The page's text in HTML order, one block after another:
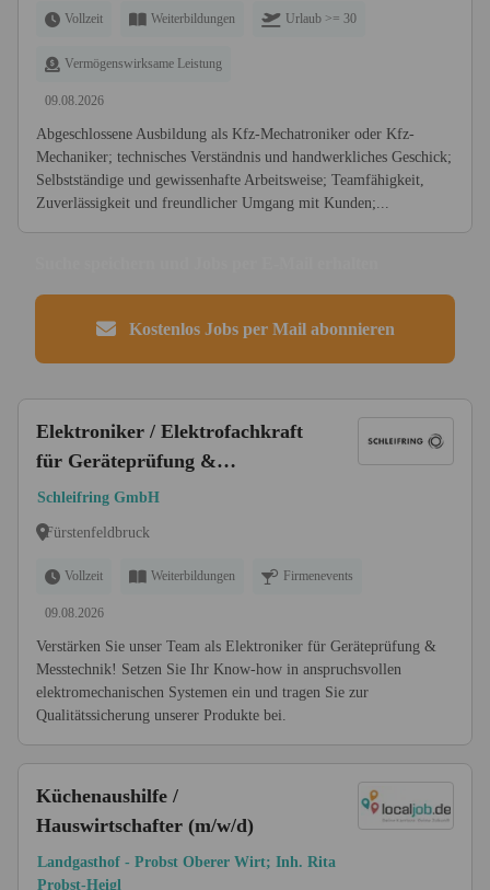
Vollzeit Weiterbildungen Urlaub >= 30
Vermögenswirksame Leistung
09.08.2026
Abgeschlossene Ausbildung als Kfz-Mechatroniker oder Kfz-
Mechaniker; technisches Verständnis und handwerkliches Geschick;
Selbstständige und gewissenhafte Arbeitsweise; Teamfähigkeit,
Zuverlässigkeit und freundlicher Umgang mit Kunden;...
Kostenlos Jobs per Mail abonnieren
Elektroniker / Elektrofachkraft
für Geräteprüfung &
Messtechnik (m/w/d)
Schleifring GmbH
Fürstenfeldbruck
Vollzeit Weiterbildungen Firmenevents
09.08.2026
Verstärken Sie unser Team als Elektroniker für Geräteprüfung &
Messtechnik! Setzen Sie Ihr Know-how in anspruchsvollen
elektromechanischen Systemen ein und tragen Sie zur
Qualitätssicherung unserer Produkte bei.
Küchenaushilfe /
Hauswirtschafter (m/w/d)
Landgasthof - Probst Oberer Wirt; Inh. Rita
Probst-Heigl